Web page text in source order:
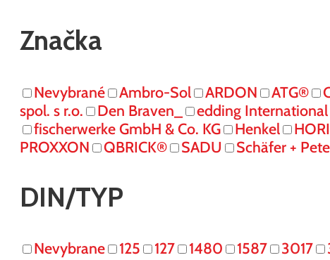
Značka
Nevybrané Ambro-Sol ARDON ATG®
spol. s r.o.
Den Braven_ edding
fischerwerke GmbH & Co. KG
Henkel
PROXXON
QBRICK® SADU Schäfer +
DIN/TYP
Nevybrane 125 127 1480 1587 3017